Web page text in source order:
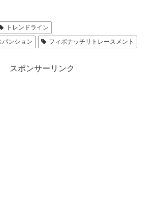
トレンドライン
パンション
フィボナッチリトレースメント
スポンサーリンク